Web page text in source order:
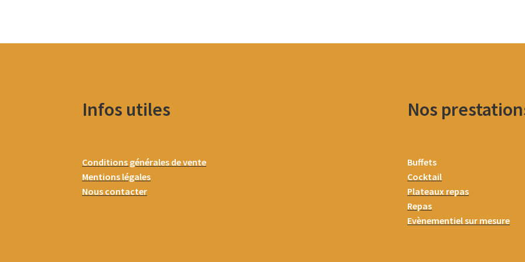
Infos utiles
Conditions générales de vente
Mentions légales
Nous contacter
Nos
Buffets
Cocktail
Plateaux repas
Repas
Evènementiel sur mesure